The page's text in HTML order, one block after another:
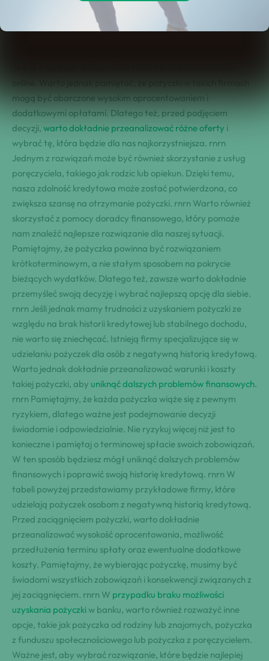
potrzebują dodatkowych środków finansowych. W tym wieku,
większość osób nie ma jeszcze stabilnego dochodu ani historii
mogą być obarczone wysokim oprocentowaniem i
dodatkowymi opłatami. Dlatego też, przed podjęciem
decyzji, warto dokładnie przeanalizować różne oferty i
wybrać tę, która będzie dla nas najkorzystniejsza. rnrn
Jednym z rozwiązań może być również skorzystanie z usług
poręczyciela, takiego jak rodzic lub opiekun. Dzięki temu,
nasza zdolność kredytowa może zostać potwierdzona, co
zwiększa szansę na otrzymanie pożyczki. rnrn Warto również
skorzystać z pomocy doradcy finansowego, który pomoże
nam znaleźć najlepsze rozwiązanie dla naszej sytuacji.
Pamiętajmy, że pożyczka powinna być rozwiązaniem
krótkoterminowym, a nie stałym sposobem na pokrycie
bieżących wydatków. Dlatego też, zawsze warto dokładnie
przemyśleć swoją decyzję i wybrać najlepszą opcję dla siebie.
rnrn Jeśli jednak mamy trudności z uzyskaniem pożyczki ze
względu na brak historii kredytowej lub stabilnego dochodu,
nie warto się zniechęcać. Istnieją firmy specjalizujące się w
udzielaniu pożyczek dla osób z negatywną historią kredytową.
Warto jednak dokładnie przeanalizować warunki i koszty
takiej pożyczki, aby uniknąć dalszych problemów finansowych.
rnrn Pamiętajmy, że każda pożyczka wiąże się z pewnym
ryzykiem, dlatego ważne jest podejmowanie decyzji
świadomie i odpowiedzialnie. Nie ryzykuj więcej niż jest to
konieczne i pamiętaj o terminowej spłacie swoich zobowiązań.
W ten sposób będziesz mógł uniknąć dalszych problemów
finansowych i poprawić swoją historię kredytową. rnrn W
tabeli powyżej przedstawiamy przykładowe firmy, które
udzielają pożyczek osobom z negatywną historią kredytową.
Przed zaciągnięciem pożyczki, warto dokładnie
przeanalizować wysokość oprocentowania, możliwość
przedłużenia terminu spłaty oraz ewentualne dodatkowe
koszty. Pamiętajmy, że wybierając pożyczkę, musimy być
świadomi wszystkich zobowiązań i konsekwencji związanych z
jej zaciągnięciem. rnrn W przypadku braku możliwości
uzyskania pożyczkiw banku, warto również rozważyć inne
opcje, takie jak pożyczka od rodziny lub znajomych, pożyczka
z funduszu społecznościowego lub pożyczka z poręczycielem.
Ważne jest, aby wybrać rozwiązanie, które będzie najlepiej